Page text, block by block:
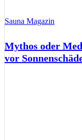
Sauna Magazin
Mythos oder
vor